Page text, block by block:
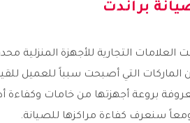
براندت
العلامات التجارية للأجهزة المنزلية
الماركات التي أصبحت سبباً للعميل
بروعة أجهزتها من خامات
ومعاً سنعرف كفاءة مراكزها للصيانة.